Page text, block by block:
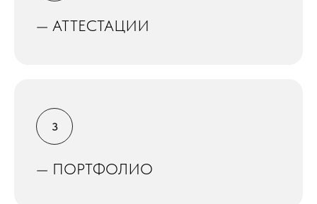
— АТТЕСТАЦИИ
— ПОРТФОЛИО